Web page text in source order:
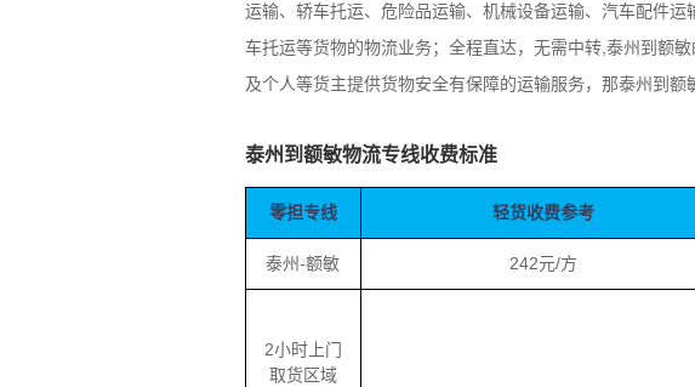
运输、轿车托运、危险品运输、机械设备运输、汽车配件
车托运等货物的物流业务；全程直达，无需中转,泰州到额
及个人等货主提供货物安全有保障的运输服务，那泰州到额
泰州到额敏物流专线收费标准
零担专线 轻货收费参考
泰州-额敏 242元/方
2小时上门
取货区域